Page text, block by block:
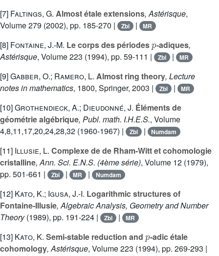
[7] Faltings, G. Almost étale extensions, Astérisque,
Volume 279 (2002), pp. 185-270 | Zbl | MR
[8] Fontaine, J.-M. Le corps des périodes -adiques,
Astérisque, Volume 223 (1994), pp. 59-111 | Zbl | MR
[9]Gabber, O.; Ramero, L. Almost ring theory, Lecture
notes in mathematics, 1800, Springer, 2003 | Zbl | MR
[10]Grothendieck, A.; Dieudonné, J. Éléments de
géométrie algébrique, Publ. math. I.H.E.S., Volume
4,8,11,17,20,24,28,32 (1960-1967) | Zbl | Numdam
[11] Illusie, L. Complexe de de Rham-Witt et cohomologie
cristalline, Ann. Sci. E.N.S. (4ème série), Volume 12 (1979),
pp. 501-661 |
Zbl | MR | Numdam
[12] Kato, K.; Igusa, J.-I. Logarithmic structures of
Fontaine-Illusie, Algebraic Analysis, Geometry and Number
Theory(1989), pp. 191-224 | Zbl | MR
[13] Kato, K. Semi-stable reduction and
-adic étale
cohomology, Astérisque, Volume 223 (1994), pp. 269-293 |